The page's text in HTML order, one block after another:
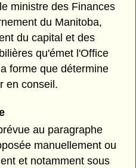
ministre des Finances
du Manitoba,
du capital et des
qu'émet l'Office
forme que détermine
en conseil.
au paragraphe
manuellement ou
et notamment sous